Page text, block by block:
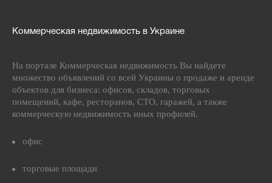
Коммерческая недвижимость в Украине
На портале Коммерческая недвижимость Вы найдете
множество объявлений со всей Украины о продаже и аренде
объектов для бизнеса: офисов, складов, торговых
помещений, кафе, ресторанов, СТО, гаражей, а также
коммерческую недвижимость иных профилей.
офис
торговые площади